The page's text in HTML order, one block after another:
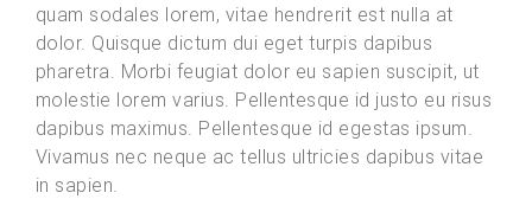
quam sodales lorem, vitae hendrerit est nulla at
dolor. Quisque dictum dui eget turpis dapibus
pharetra. Morbi feugiat dolor eu sapien suscipit, ut
molestie lorem varius. Pellentesque id justo eu risus
dapibus maximus. Pellentesque id egestas ipsum.
Vivamus nec neque ac tellus ultricies dapibus vitae
in sapien.